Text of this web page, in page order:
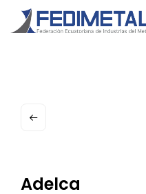
Adelca